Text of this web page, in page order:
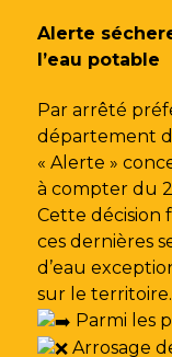
Alerte
l’eau potable
Par arrêté
département
« Alerte »
à compter du
Cette décision
ces dernières
d’eau
sur le territoire.
Parmi les
Arrosage